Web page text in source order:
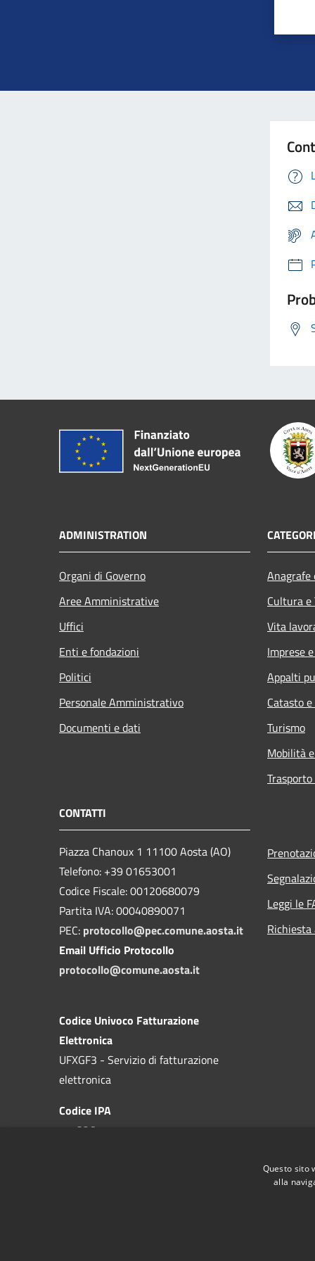
ADMINISTRATION
Organi di Governo
Aree Amministrative
Uffici
Enti e fondazioni
Politici
Personale Amministrativo
Documenti e dati
Cultura e
Vita
Imprese
Appalti
Catasto
Turismo
Mobilità
CONTATTI
Piazza Chanoux 1 11100 Aosta (AO)
Telefono: +39 01653001
Codice Fiscale: 00120680079
Partita IVA: 00040890071
PEC: protocollo@pec.comune.aosta.it
Email Ufficio Protocollo
protocollo@comune.aosta.it
Codice Univoco Fatturazione
Elettronica
UFXGF3 - Servizio di fatturazione
elettronica
Codice IPA
c_a326
Leggi le
Questo sito
alla